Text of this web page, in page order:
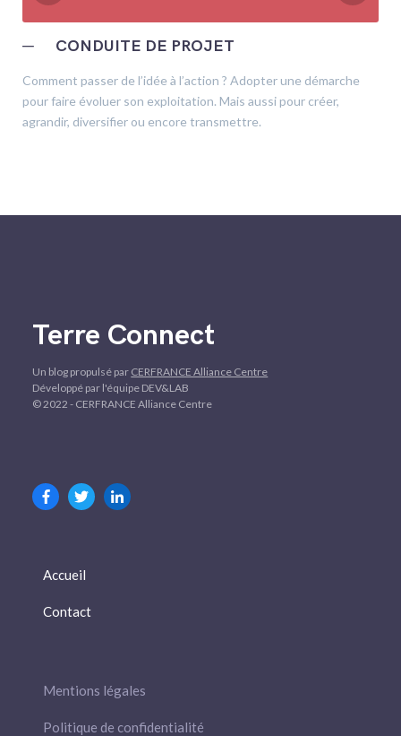
─ CONDUITE DE PROJET
Comment passer de l’idée à l’action ? Adopter une démarche
pour faire évoluer son exploitation. Mais aussi pour créer,
agrandir, diversifier ou encore transmettre.
Terre Connect
Un blog propulsé par CERFRANCE Alliance Centre
Développé par l'équipe DEV&LAB
© 2022 - CERFRANCE Alliance Centre
Accueil
Contact
Mentions légales
Politique de confidentialité